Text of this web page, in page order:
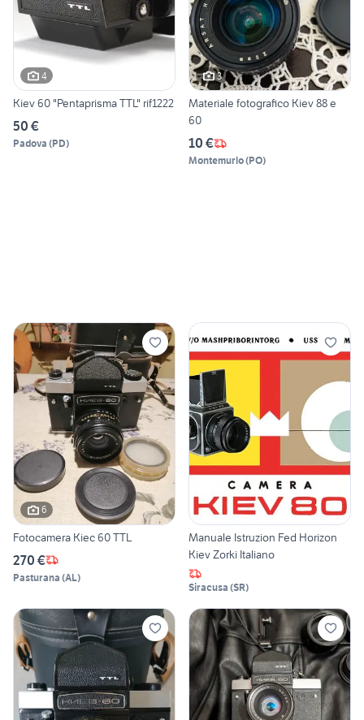
4
Kiev 60 "Pentaprisma TTL" rif1222
50 €
Padova (PD)
3
Materiale fotografico Kiev 88 e
60
10 €
Montemurlo(PO)
6
Fotocamera Kiec 60 TTL
270 €
Pasturana (AL)
Manuale Istruzion Fed Horizon
Kiev Zorki Italiano
Siracusa (SR)